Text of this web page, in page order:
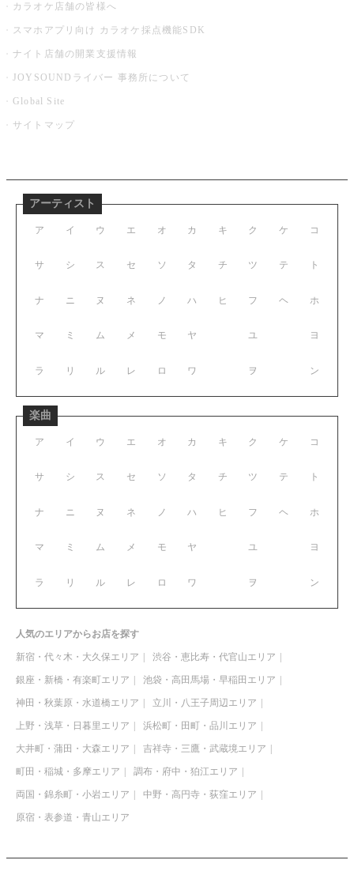
カラオケ店舗の皆様へ
スマホアプリ向け カラオケ採点機能SDK
ナイト店舗の開業支援情報
JOYSOUNDライバー 事務所について
Global Site
サイトマップ
アーティスト
ア イ ウ エ オ
サ シ ス セ ソ
ナ ニ ヌ ネ ノ
マ ミ ム メ モ
ラ リ ル レ ロ
カ キ ク ケ コ
タ チ ツ テ ト
ハ ヒ フ ヘ ホ
ヤ ユ ヨ
ワ ヲ ン
楽曲
ア イ ウ エ オ
サ シ ス セ ソ
ナ ニ ヌ ネ ノ
マ ミ ム メ モ
ラ リ ル レ ロ
カ キ ク ケ コ
タ チ ツ テ ト
ハ ヒ フ ヘ ホ
ヤ ユ ヨ
ワ ヲ ン
人気のエリアからお店を探す
新宿・代々木・大久保エリア 渋谷・恵比寿・代官山エリア
銀座・新橋・有楽町エリア 池袋・高田馬場・早稲田エリア
神田・秋葉原・水道橋エリア 立川・八王子周辺エリア
上野・浅草・日暮里エリア 浜松町・田町・品川エリア
大井町・蒲田・大森エリア 吉祥寺・三鷹・武蔵境エリア
町田・稲城・多摩エリア 調布・府中・狛江エリア
両国・錦糸町・小岩エリア 中野・高円寺・荻窪エリア
原宿・表参道・青山エリア